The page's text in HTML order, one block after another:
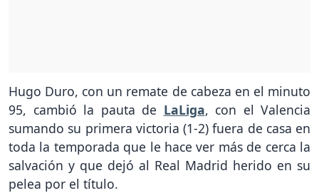
Hugo Duro, con un remate de cabeza en el minuto
95, cambió la pauta de LaLiga, con el Valencia
sumando su primera victoria (1-2) fuera de casa en
toda la temporada que le hace ver más de cerca la
salvación y que dejó al Real Madrid herido en su
pelea por el título.